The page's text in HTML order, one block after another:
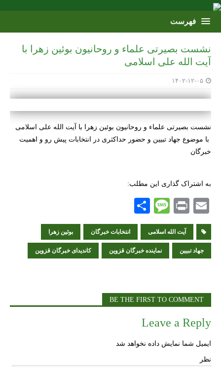
نشست بصیرتی علماء و روحانیون بوئین زهرا با
آیت الله علی اسلامی
۱۴۰۲-۱۲-۰۵
نشست بصیرتی علماء و روحانیون بوئین زهرا با آیت الله علی اسلامی
با موضوع جهاد تبیین و حضور حداکثری در انتخابات پیش رو و اهمیت
خبرگان
به اشتراک گذاری این مطلب:
E
m
ai
l
P
ri
nt
M
es
sa
ge
h
ar
e
آیت الله اسلامی انتخابات خبرگان بوئین زهرا
جهاد تبیین نماینده خبرگان قزوین کاندیدای خبرگان قزوین
BE THE FIRST TO COMMENT
Leave a Reply
ایمیل شما نمایش داده نخواهد شد
نظر